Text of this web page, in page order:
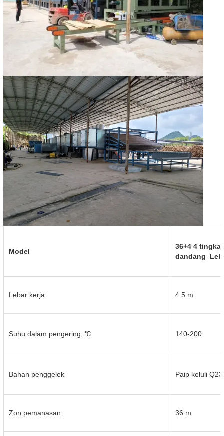
Model
36+4 4
dandang
Lebar kerja 4.5 m
Suhu dalam pengering, ℃ 140-200
Bahan penggelek Paip keluli
Zon pemanasan 36 m